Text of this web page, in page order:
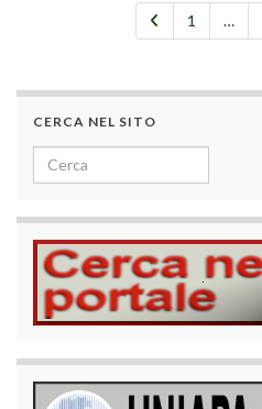
1 …
CERCA NEL SITO
Search for: